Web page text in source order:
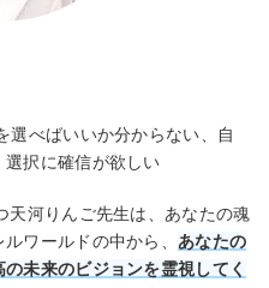
選べばいいか分からない、自
択に確信が欲しい
天河りんご先生は、あなたの魂
ワールドの中から、 あなたの
未来のビジョンを霊視してく